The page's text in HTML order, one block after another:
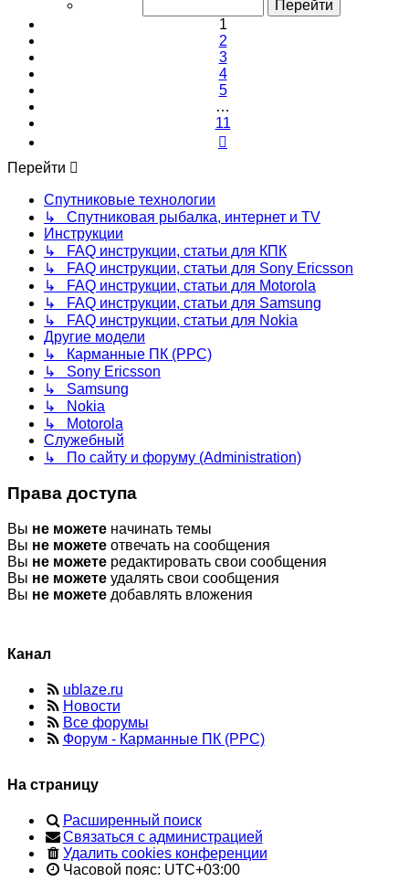
11
1
2
3
4
5
…
11
Перейти
Спутниковые технологии
↳ Спутниковая рыбалка, интернет и TV
Инструкции
↳ FAQ инструкции, статьи для КПК
↳ FAQ инструкции, статьи для Sony Ericsson
↳ FAQ инструкции, статьи для Motorola
↳ FAQ инструкции, статьи для Samsung
↳ FAQ инструкции, статьи для Nokia
Другие модели
↳ Карманные ПК (PPC)
↳ Sony Ericsson
↳ Samsung
↳ Nokia
↳ Motorola
Служебный
↳ По сайту и форуму (Administration)
Права доступа
Вы не можете начинать темы
Вы не можете отвечать на сообщения
Вы не можете редактировать свои сообщения
Вы не можете удалять свои сообщения
Вы не можете добавлять вложения
Канал
ublaze.ru
Новости
Все форумы
Форум - Карманные ПК (PPC)
На страницу
Расширенный поиск
Связаться с администрацией
Удалить cookies конференции
Часовой пояс: UTC+03:00